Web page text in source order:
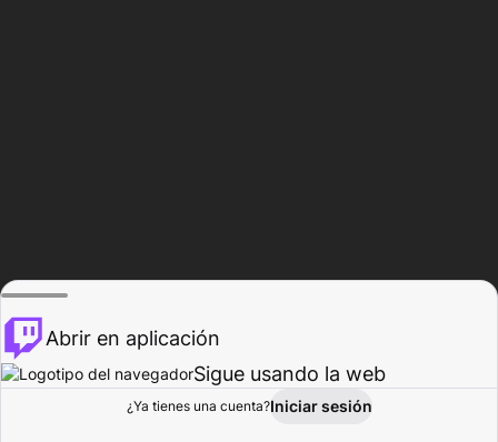
Explorar Actividad
Abrir en aplicación
Sigue usando la web
¿Ya tienes una cuenta?Iniciar sesión